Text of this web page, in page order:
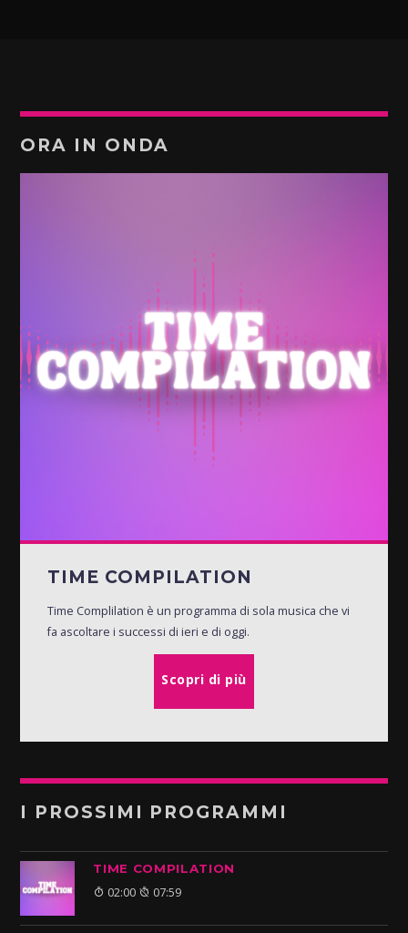
ORA IN ONDA
TIME COMPILATION
Time Complilation è un programma di sola musica che vi
fa ascoltare i successi di ieri e di oggi.
Scopri di più
I PROSSIMI PROGRAMMI
TIME COMPILATION
02:00 07:59